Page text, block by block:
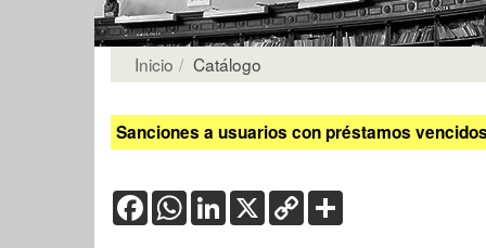
Inicio Catálogo
Sanciones a usuarios con préstamos
FacebookWhatsApp
LinkedIn
X Copy
Link